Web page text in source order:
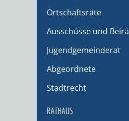
Ortschaftsräte
Ausschüsse und
Jugendgemeinderat
Abgeordnete
Stadtrecht
RATHAUS